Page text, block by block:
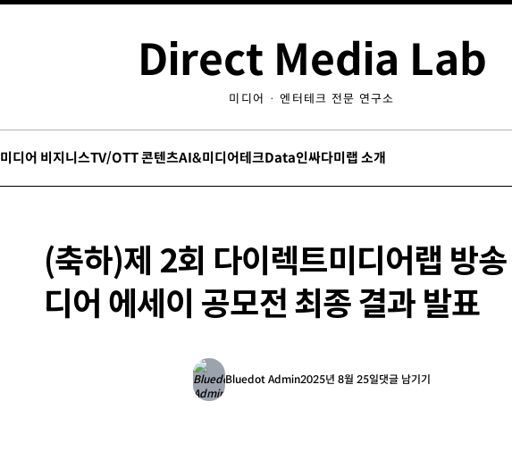
Direct Media Lab
미디어 · 엔터테크 전문 연구소
미디어 비지니스TV/OTT 콘텐츠AI&미디어테크Data인싸다미랩 소개
(축하)제 2회 다이렉트미디어랩 방
디어 에세이 공모전 최종 결과 발표
Bluedot Admin2025년 8월 25일댓글 남기기